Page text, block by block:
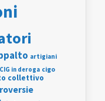
artigiani
CIG in deroga cigo
collettivo